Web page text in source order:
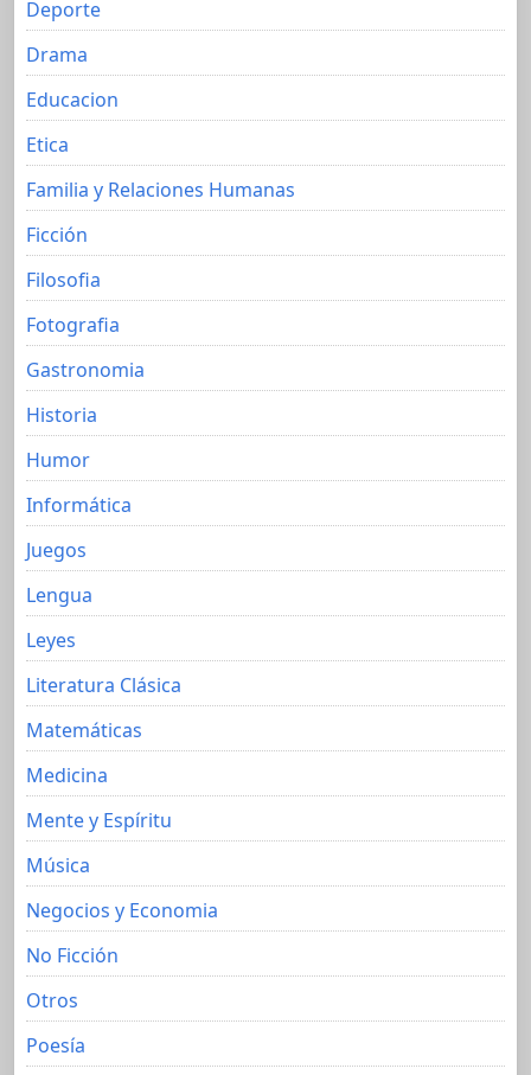
Deporte
Drama
Educacion
Etica
Familia y Relaciones Humanas
Ficción
Filosofia
Fotografia
Gastronomia
Historia
Humor
Informática
Juegos
Lengua
Leyes
Literatura Clásica
Matemáticas
Medicina
Mente y Espíritu
Música
Negocios y Economia
No Ficción
Otros
Poesía